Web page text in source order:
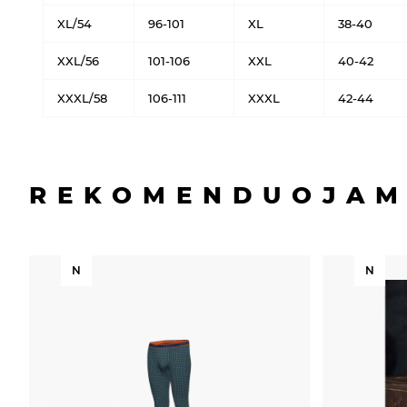
XL/54 96-101 XL 38-40
XXL/56 101-106 XXL 40-42
XXXL/58 106-111 XXXL 42-44
N N